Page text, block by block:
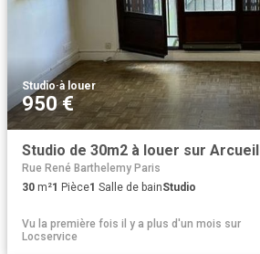
Studio·à louer
950 €
Studio de 30m2 à louer sur Arcueil
Rue René Barthelemy Paris
30 m²1 Pièce1 Salle de bainStudio
Vu la première fois il y a plus d'un mois sur
Locservice